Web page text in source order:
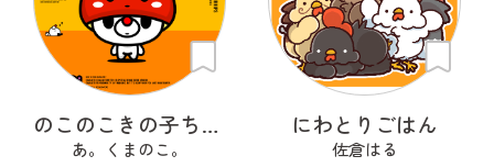
のこのこきの子ちゃん
あ。くまのこ。
にわとりごはん
佐倉はる